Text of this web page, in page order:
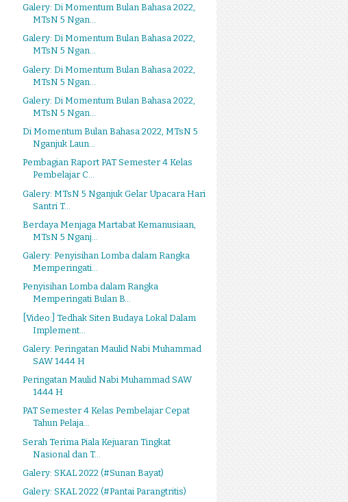
Galery: Di Momentum Bulan Bahasa 2022,
MTsN 5 Ngan...
Galery: Di Momentum Bulan Bahasa 2022,
MTsN 5 Ngan...
Galery: Di Momentum Bulan Bahasa 2022,
MTsN 5 Ngan...
Galery: Di Momentum Bulan Bahasa 2022,
MTsN 5 Ngan...
Di Momentum Bulan Bahasa 2022, MTsN 5
Nganjuk Laun...
Pembagian Raport PAT Semester 4 Kelas
Pembelajar C...
Galery: MTsN 5 Nganjuk Gelar Upacara Hari
Santri T...
Berdaya Menjaga Martabat Kemanusiaan,
MTsN 5 Nganj...
Galery: Penyisihan Lomba dalam Rangka
Memperingati...
Penyisihan Lomba dalam Rangka
Memperingati Bulan B...
[Video:] Tedhak Siten Budaya Lokal Dalam
Implement...
Galery: Peringatan Maulid Nabi Muhammad
SAW 1444 H
Peringatan Maulid Nabi Muhammad SAW
1444 H
PAT Semester 4 Kelas Pembelajar Cepat
Tahun Pelaja...
Serah Terima Piala Kejuaran Tingkat
Nasional dan T...
Galery: SKAL 2022 (#Sunan Bayat)
Galery: SKAL 2022 (#Pantai Parangtritis)